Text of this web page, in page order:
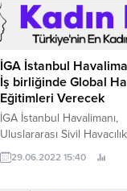
İGA İstanbul
İş birliğinde Global
Eğitimleri Verecek
İGA İstanbul Havalimanı,
Uluslararası Sivil
International Civil Aviation
Organization (ICAO)
29.06.2022 15:40